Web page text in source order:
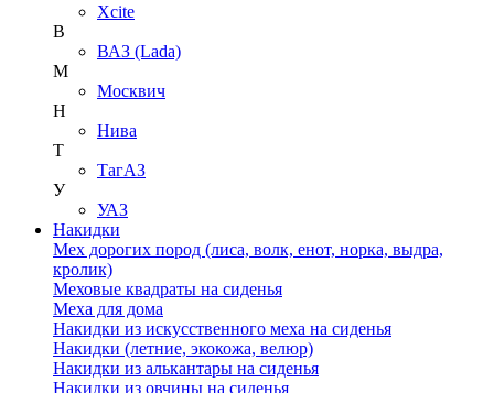
Xcite
В
ВАЗ (Lada)
М
Москвич
Н
Нива
Т
ТагАЗ
У
УАЗ
Накидки
Мех дорогих пород (лиса, волк, енот, норка, выдра,
кролик)
Меховые квадраты на сиденья
Меха для дома
Накидки из искусственного меха на сиденья
Накидки (летние, экокожа, велюр)
Накидки из алькантары на сиденья
Накидки из овчины на сиденья